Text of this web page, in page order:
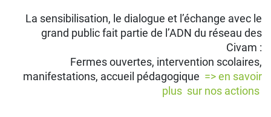
La sensibilisation, le dialogue et l’échange avec le
grand public fait partie de l’ADN du réseau des
Civam :
Fermes ouvertes, intervention scolaires,
manifestations, accueil pédagogique => en savoir
plus sur nos actions